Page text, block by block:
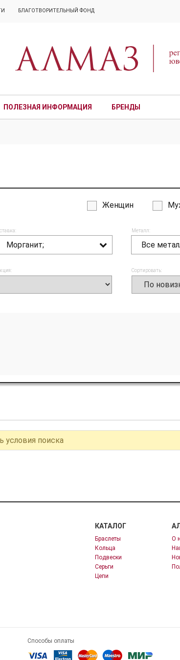
БЛАГОТВОРИТЕЛЬНЫЙ ФОНД
ПОЛЕЗНАЯ ИНФОРМАЦИЯ БРЕНДЫ
Женщин
Морганит;
Металл:
Все
Сортировать:
условия поиска
КАТАЛОГ
Браслеты
Кольца
Подвески
Серьги
Цепи
О
Способы оплаты